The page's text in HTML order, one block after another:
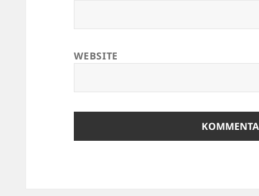
WEBSITE